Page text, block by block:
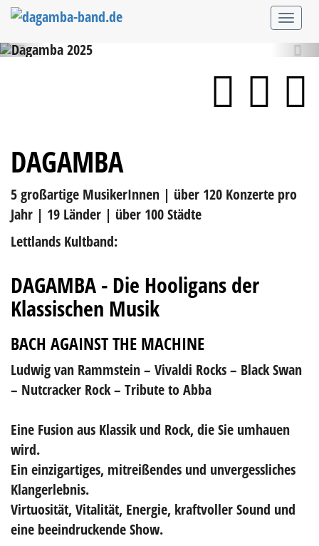
Zurück
DAGAMBA
5 großartige MusikerInnen | über 120 Konzerte pro
Jahr | 19 Länder | über 100 Städte
Lettlands Kultband:
DAGAMBA - Die Hooligans der
Klassischen Musik
BACH AGAINST THE MACHINE
Ludwig van Rammstein – Vivaldi Rocks – Black Swan
– Nutcracker Rock – Tribute to Abba
Eine Fusion aus Klassik und Rock, die Sie umhauen
wird.
Ein einzigartiges, mitreißendes und unvergessliches
Klangerlebnis.
Virtuosität, Vitalität, Energie, kraftvoller Sound und
eine beeindruckende Show.